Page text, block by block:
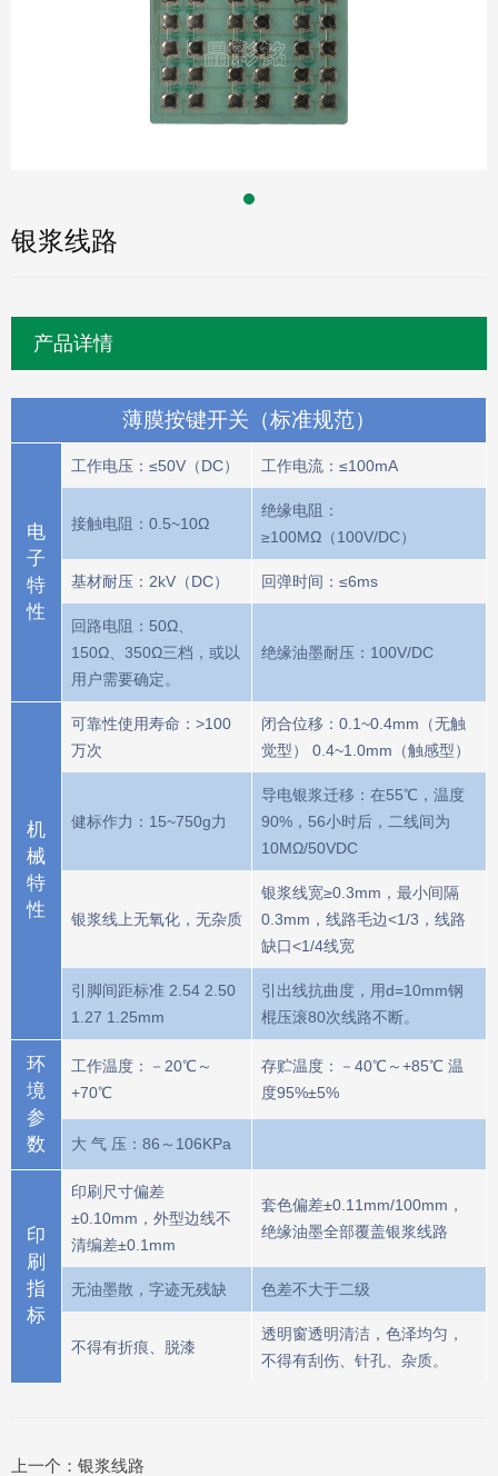
银浆线路
产品详情
薄膜按键开关（标准规范）
电
子
特
性
工作电压：≤50V（DC） 工作电流：≤100mA
接触电阻：0.5~10Ω
绝缘电阻：
≥100MΩ（100V/DC）
基材耐压：2kV（DC） 回弹时间：≤6ms
回路电阻：50Ω、
150Ω、350Ω三档，或以
用户需要确定。
绝缘油墨耐压：100V/DC
机
械
特
性
可靠性使用寿命：>100
万次
闭合位移：0.1~0.4mm（无触
觉型） 0.4~1.0mm（触感型）
健标作力：15~750g力
导电银浆迁移：在55℃，温度
90%，56小时后，二线间为
10MΩ/50VDC
银浆线上无氧化，无杂质
银浆线宽≥0.3mm，最小间隔
0.3mm，线路毛边<1/3，线路
缺口<1/4线宽
引脚间距标准 2.54 2.50
1.27 1.25mm
引出线抗曲度，用d=10mm钢
棍压滚80次线路不断。
环
境
参
数
工作温度：－20℃～
+70℃
存贮温度：－40℃～+85℃ 温
度95%±5%
大 气 压：86～106KPa
印
刷
指
标
印刷尺寸偏差
±0.10mm，外型边线不
清编差±0.1mm
套色偏差±0.11mm/100mm，
绝缘油墨全部覆盖银浆线路
无油墨散，字迹无残缺 色差不大于二级
不得有折痕、脱漆
透明窗透明清洁，色泽均匀，
不得有刮伤、针孔、杂质。
上一个： 银浆线路